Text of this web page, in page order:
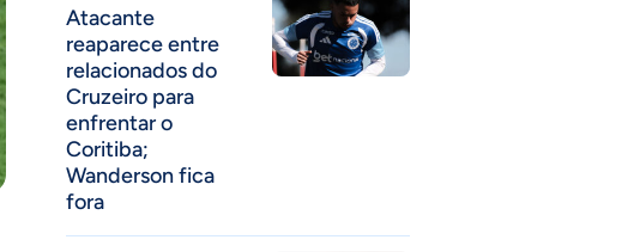
Atacante
reaparece entre
relacionados do
Cruzeiro para
enfrentar o
Coritiba;
Wanderson fica
fora